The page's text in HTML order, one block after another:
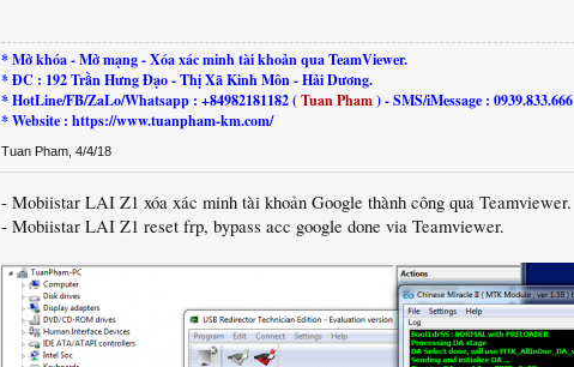
* Mở khóa - Mở mạng - Xóa xác minh tài khoản qua TeamViewer.
* ĐC : 192 Trần Hưng Đạo - Thị Xã Kinh Môn - Hải Dương.
* HotLine/FB/ZaLo/Whatsapp : +84982181182 (Tuan Pham) - SMS/iMessage : 0939.833.666
* Website : https://www.tuanpham-km.com/
Tuan Pham 4/4/18
- Mobiistar LAI Z1 xóa xác minh tài khoản Google thành công qua Teamviewer.
- Mobiistar LAI Z1 reset frp, bypass acc google done via Teamviewer.